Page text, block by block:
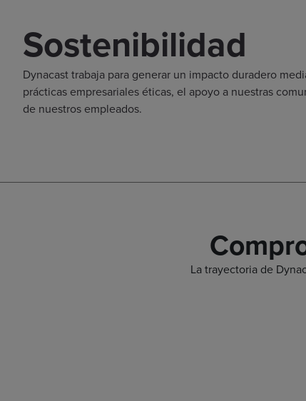
Sostenibilidad
Dynacast trabaja para generar un impacto duradero
prácticas empresariales éticas, el apoyo a nuestras
de nuestros empleados.
La trayectoria de